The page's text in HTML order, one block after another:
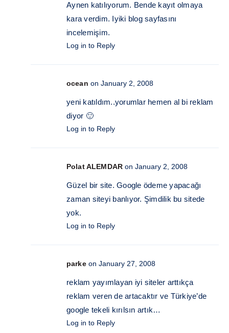
Aynen katılıyorum. Bende kayıt olmaya
kara verdim. Iyiki blog sayfasını
incelemişim.
Log in to Reply
ocean on January 2, 2008
yeni katıldım..yorumlar hemen al bi reklam
diyor 🙂
Log in to Reply
Polat ALEMDAR on January 2, 2008
Güzel bir site. Google ödeme yapacağı
zaman siteyi banlıyor. Şimdilik bu sitede
yok.
Log in to Reply
parke on January 27, 2008
reklam yayımlayan iyi siteler arttıkça
reklam veren de artacaktır ve Türkiye’de
google tekeli kırılsın artık…
Log in to Reply